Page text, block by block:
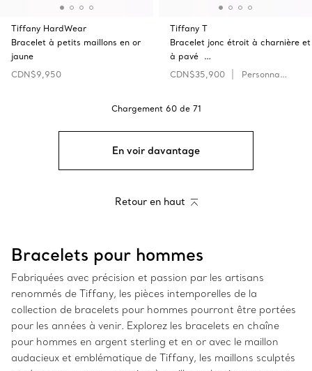
Tiffany HardWear
Bracelet à petits maillons en or
jaune
CDN$9,950
Tiffany T
Bracelet jonc étroit à charnière et
à pavé …
CDN$35,900
Personnaliser
Chargement 60 de 71
En voir davantage
Retour en haut
Bracelets pour hommes
Fabriquées avec précision et passion par les artisans
renommés de Tiffany, les pièces intemporelles de la
collection de bracelets pour hommes pourront être portées
pour les années à venir. Explorez les bracelets en chaîne
pour hommes en argent sterling et en or avec le maillon
audacieux et emblématique de Tiffany, les maillons sculptés